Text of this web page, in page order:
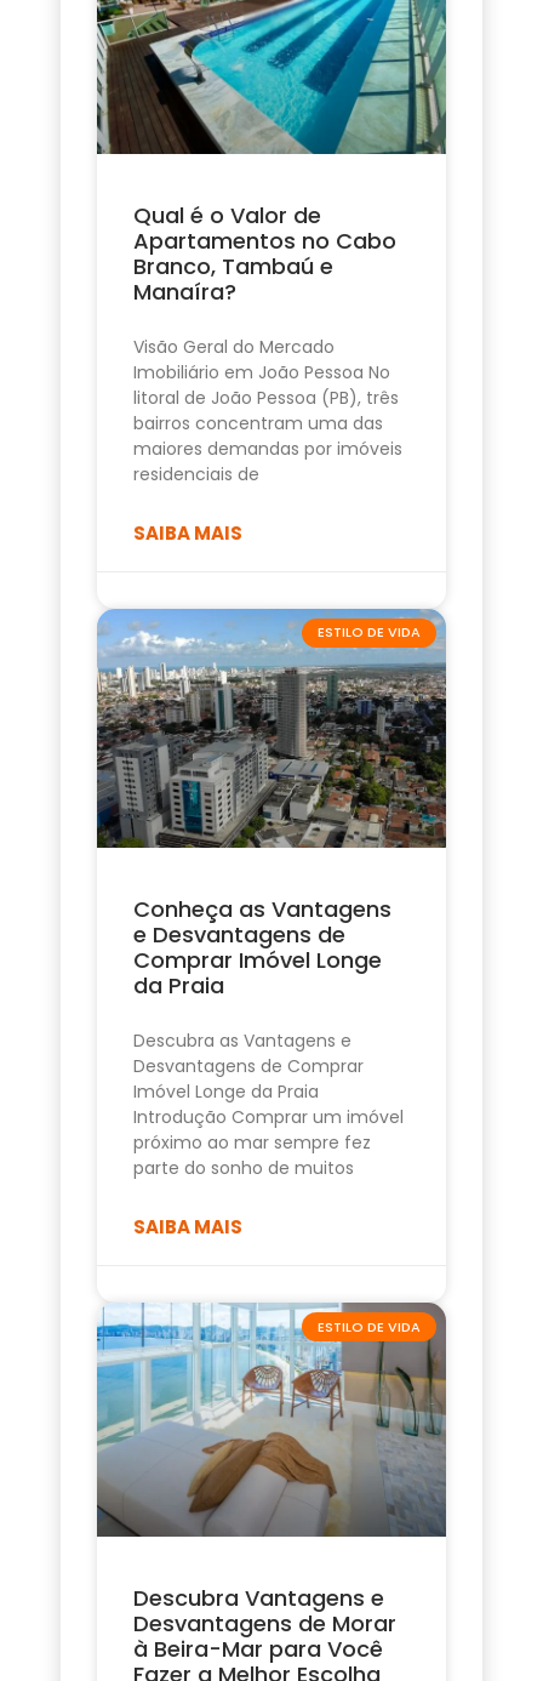
Qual é o Valor de
Apartamentos no Cabo
Branco, Tambaú e
Manaíra?
Visão Geral do Mercado
Imobiliário em João Pessoa No
litoral de João Pessoa (PB), três
bairros concentram uma das
maiores demandas por imóveis
residenciais de
SAIBA MAIS
ESTILO DE VIDA
Conheça as Vantagens
e Desvantagens de
Comprar Imóvel Longe
da Praia
Descubra as Vantagens e
Desvantagens de Comprar
Imóvel Longe da Praia
Introdução Comprar um imóvel
próximo ao mar sempre fez
parte do sonho de muitos
SAIBA MAIS
ESTILO DE VIDA
Descubra Vantagens e
Desvantagens de Morar
à Beira-Mar para Você
Fazer a Melhor Escolha